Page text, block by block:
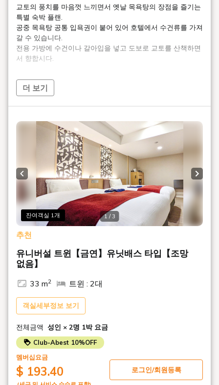
교토의 풍치를 마음껏 느끼면서 옛날 목욕탕의 장점을 즐기는
특별 숙박 플랜.
공중 목욕탕 공통 입욕권이 붙어 있어 호텔에서 수건류를 가져
갈 수 있습니다.
전용 가방에 수건이나 갈아입을 넣고 도보로 교토를 산책하면
서 향합시다.
「호텔 SUI 교토 시미즈」로 야호를 변경해, 리브랜드 개업했
습니다. 여러분에게 편히 쉴 수 있는 난로 뒤, 밤의 일흥을 즐길
수 있는 스낵 등, 새로운 체험 설비를 준비해 기다리고 있습니
가능성이 있습니다.
에도시대부터 이어지는 일본의 미의식인 「멋(수)」를 현대에
계승해, 일본의 전통미와 현대적인 쾌적함을 융합시킨 체재 체
험을 제공하는 캐주얼 호텔입니다.
■액세스
명소 넘치는 게이한 본선 「시미즈 고조역」에서 도보 1분의
좋은 입지.
일본의 전통과 현대가 융합하는 아름다운 거리 속에서 관광·음
식·쇼핑을 즐길 수 있습니다.
■계절마다의 음료 과자가 즐길 수 있는 웰컴 서비스 「취점」
【15:00～17:00】
프런트의 「오리로(이로리)」스페이스에서, 여름은 차가운 녹
차와 와라비떡, 가을은 호지차와 경단을 준비하고 있습니다.
(※6월 15일 이후의 서비스 내용입니다)
관광이나 이동 후, 교토의 료를 느끼는 서늘한 시간을 보내십
시오.
■해피 아워 「수취」【17:00～18:30】
각종 알코올과 청량 음료를 무료(셀프 서비스)로 즐기실 수 있
습니다.
옥진, 유자 주스, 차가운 녹차 등 깔끔한 라인업입니다. (※6월
15일 이후의 서비스 내용입니다)
더 보기
잔여객실 1개 1 / 3
Previous slide Next
추천
유니버설 트윈【금연】유닛배스 타입【조망
없음】
33 m2 트윈 : 2대
객실세부정보 보기
전체금액 성인 × 2명 1박 요금
Club-Abest 10%OFF
멤버십요금
$ 193.40 로그인/회원등록